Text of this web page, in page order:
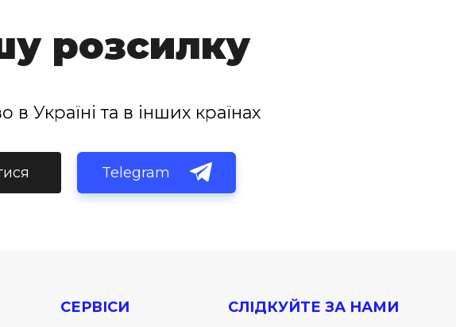
розсилку
в Україні та в інших країнах
Telegram
СЕРВІСИ СЛІДКУЙТЕ ЗА НАМИ